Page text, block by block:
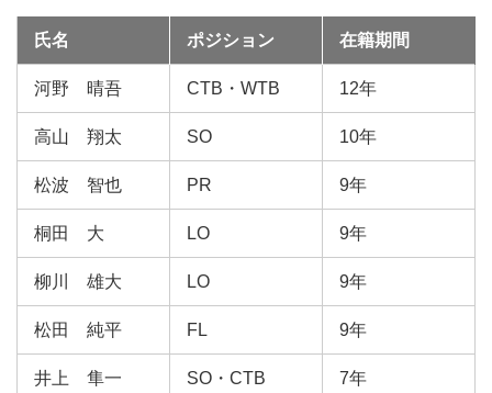
氏名 ポジション 在籍期間
河野 晴吾 CTB・WTB 12年
高山 翔太 SO 10年
松波 智也 PR 9年
桐田 大 LO 9年
柳川 雄大 LO 9年
松田 純平 FL 9年
井上 隼一 SO・CTB 7年